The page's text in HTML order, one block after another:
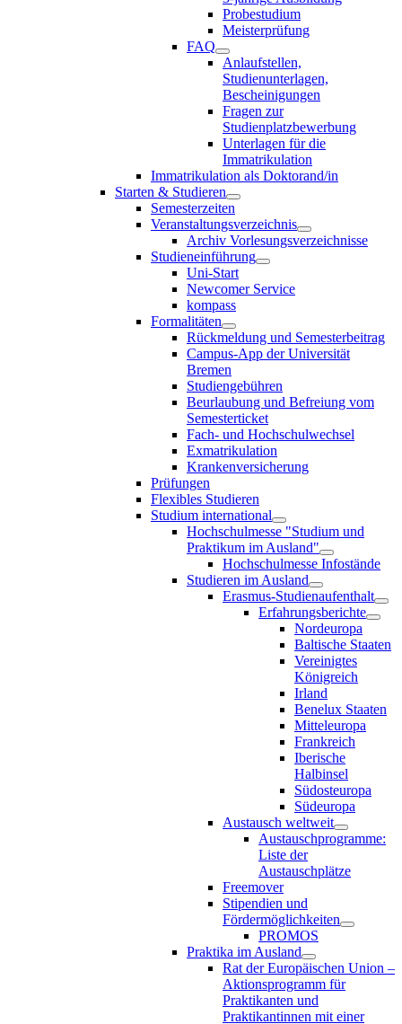
Probestudium
Meisterprüfung
FAQ
Anlaufstellen,
Studienunterlagen,
Bescheinigungen
Fragen zur
Studienplatzbewerbung
Unterlagen für die
Immatrikulation
Immatrikulation als Doktorand/in
Starten & Studieren
Semesterzeiten
Veranstaltungsverzeichnis
Archiv Vorlesungsverzeichnisse
Studieneinführung
Uni-Start
Newcomer Service
kompass
Formalitäten
Rückmeldung und Semesterbeitrag
Campus-App der Universität
Bremen
Studiengebühren
Beurlaubung und Befreiung vom
Semesterticket
Fach- und Hochschulwechsel
Exmatrikulation
Krankenversicherung
Prüfungen
Flexibles Studieren
Studium international
Hochschulmesse "Studium und
Praktikum im Ausland"
Hochschulmesse Infostände
Studieren im Ausland
Erasmus-Studienaufenthalt
Erfahrungsberichte
Nordeuropa
Baltische Staaten
Vereinigtes
Königreich
Irland
Benelux Staaten
Mitteleuropa
Frankreich
Iberische
Halbinsel
Südosteuropa
Südeuropa
Austausch weltweit
Austauschprogramme:
Liste der
Austauschplätze
Freemover
Stipendien und
Fördermöglichkeiten
PROMOS
Praktika im Ausland
Rat der Europäischen Union –
Aktionsprogramm für
Praktikanten und
Praktikantinnen mit einer